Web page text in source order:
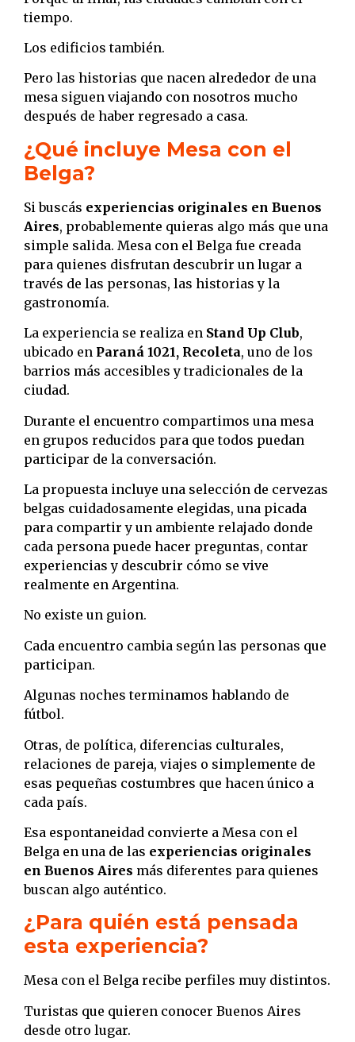
tiempo.
Los edificios también.
Pero las historias que nacen alrededor de una
mesa siguen viajando con nosotros mucho
después de haber regresado a casa.
¿Qué incluye Mesa con el
Belga?
Si buscás experiencias originales en Buenos
Aires, probablemente quieras algo más que una
simple salida. Mesa con el Belga fue creada
para quienes disfrutan descubrir un lugar a
través de las personas, las historias y la
gastronomía.
La experiencia se realiza en Stand Up Club,
ubicado en Paraná 1021, Recoleta, uno de los
barrios más accesibles y tradicionales de la
ciudad.
Durante el encuentro compartimos una mesa
en grupos reducidos para que todos puedan
participar de la conversación.
La propuesta incluye una selección de cervezas
belgas cuidadosamente elegidas, una picada
para compartir y un ambiente relajado donde
cada persona puede hacer preguntas, contar
experiencias y descubrir cómo se vive
realmente en Argentina.
No existe un guion.
Cada encuentro cambia según las personas que
participan.
Algunas noches terminamos hablando de
fútbol.
Otras, de política, diferencias culturales,
relaciones de pareja, viajes o simplemente de
esas pequeñas costumbres que hacen único a
cada país.
Esa espontaneidad convierte a Mesa con el
Belga en una de las experiencias originales
en Buenos Aires más diferentes para quienes
buscan algo auténtico.
¿Para quién está pensada
esta experiencia?
Mesa con el Belga recibe perfiles muy distintos.
Turistas que quieren conocer Buenos Aires
desde otro lugar.